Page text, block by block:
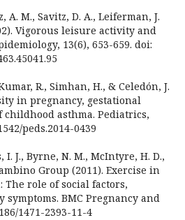
A. M., Savitz, D. A., Leiferman, J.
Vigorous leisure activity and
13(6), 653-659. doi:
R., Simhan, H., & Celedón, J.
in pregnancy, gestational
asthma. Pediatrics,
peds.2014-0439
I. J., Byrne, N. M., McIntyre, H. D.,
Group (2011). Exercise in
The role of social factors,
BMC Pregnancy and
1471-2393-11-4